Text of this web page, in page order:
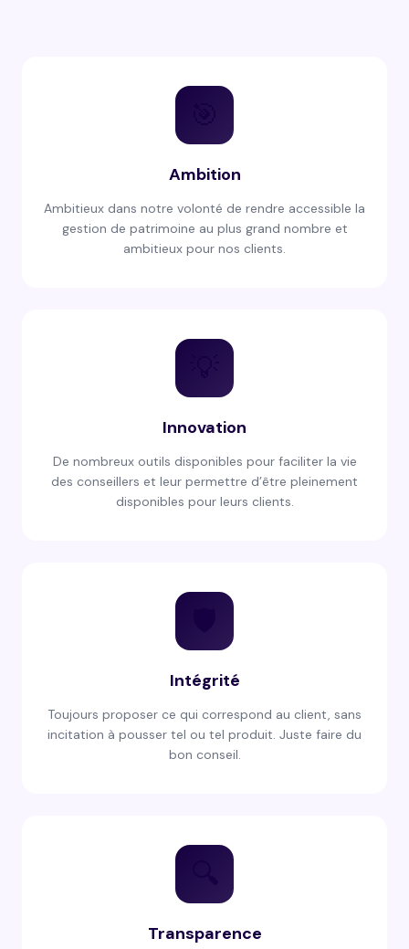
Ambition
Ambitieux dans notre volonté de rendre accessible la
gestion de patrimoine au plus grand nombre et
ambitieux pour nos clients.
Innovation
De nombreux outils disponibles pour faciliter la vie
des conseillers et leur permettre d’être pleinement
disponibles pour leurs clients.
Intégrité
Toujours proposer ce qui correspond au client, sans
incitation à pousser tel ou tel produit. Juste faire du
bon conseil.
Transparence